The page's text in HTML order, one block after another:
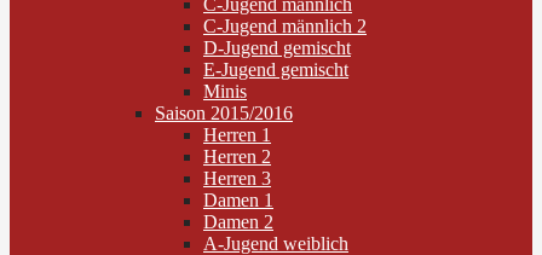
C-Jugend männlich
C-Jugend männlich 2
D-Jugend gemischt
E-Jugend gemischt
Minis
Saison 2015/2016
Herren 1
Herren 2
Herren 3
Damen 1
Damen 2
A-Jugend weiblich